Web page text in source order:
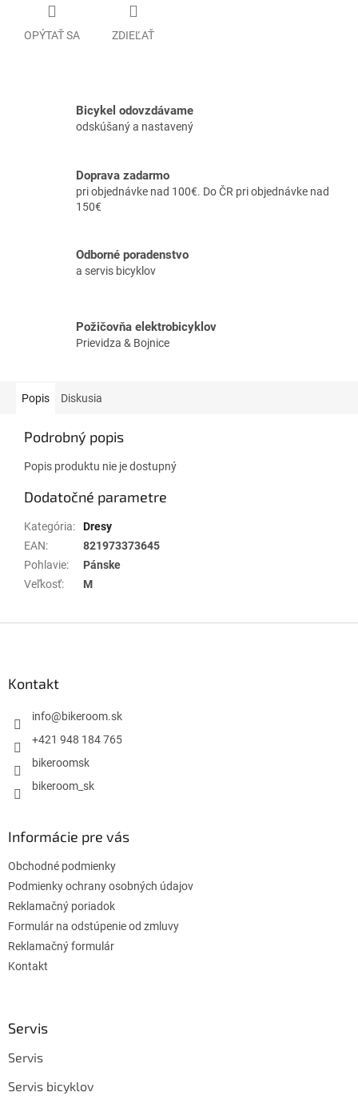
OPÝTAŤ SA ZDIEĽAŤ
Bicykel odovzdávame
odskúšaný a nastavený
Doprava zadarmo
pri objednávke nad 100€. Do ČR pri objednávke nad
150€
Odborné poradenstvo
a servis bicyklov
Požičovňa elektrobicyklov
Prievidza & Bojnice
Popis Diskusia
Podrobný popis
Popis produktu nie je dostupný
Dodatočné parametre
Kategória:
Dresy
EAN:
821973373645
Pohlavie:
Pánske
Veľkosť: M
Kontakt
info@bikeroom.sk
+421 948 184 765
bikeroomsk
bikeroom_sk
Informácie pre vás
Obchodné podmienky
Podmienky ochrany osobných údajov
Reklamačný poriadok
Formulár na odstúpenie od zmluvy
Reklamačný formulár
Kontakt
Servis
Servis
Servis bicyklov